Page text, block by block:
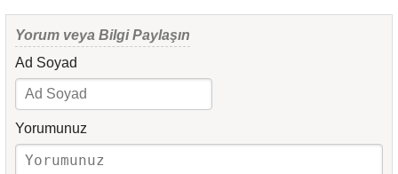
Yorum veya Bilgi Paylaşın
Ad Soyad
Yorumunuz